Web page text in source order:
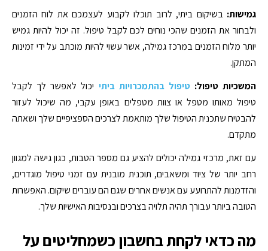
גמישות: בשיקום ביתי, לרוב תוכלו לקבוע לעצמכם את לוח הזמנים
ולבחור את הזמנים שהכי נוחים לכם לקבל טיפול. זה יכול להיות גמיש
יותר מלוח הזמנים במרכז גמילה, אשר עשוי להיות מוכתב על ידי זמינות
המתקן.
המשכיות טיפול:טיפול בהתמכרויות ביתי יכול לאפשר לך לקבל
טיפול מאותו מטפל או צוות מטפלים באופן עקבי, מה שיכול לעזור
להבטיח שתכנית הטיפול שלך מותאמת לצרכים הספציפיים שלך ושאתה
מתקדם.
עם זאת, מרכזי גמילה יכולים להציע גם מספר הטבות, כגון גישה למגוון
רחב יותר של ציוד ומשאבים, תוכנית מובנית עם זמני טיפול מוגדרים,
והזדמנות להתרועע עם אנשים אחרים שגם הם עוברים שיקום. האפשרות
הטובה ביותר עבורך תהיה תלויה בצרכים ובנסיבות האישיות שלך.
מה כדאי לקחת בחשבון כשמחליטים על